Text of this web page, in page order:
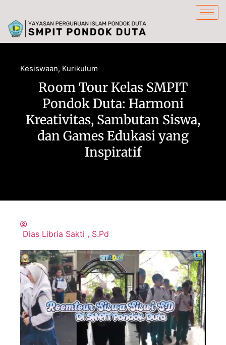
Kesiswaan, Kurikulum
Room Tour Kelas SMPIT
Pondok Duta: Harmoni
Kreativitas, Sambutan Siswa,
dan Games Edukasi yang
Inspiratif
Dias Libria Sakti , S.Pd